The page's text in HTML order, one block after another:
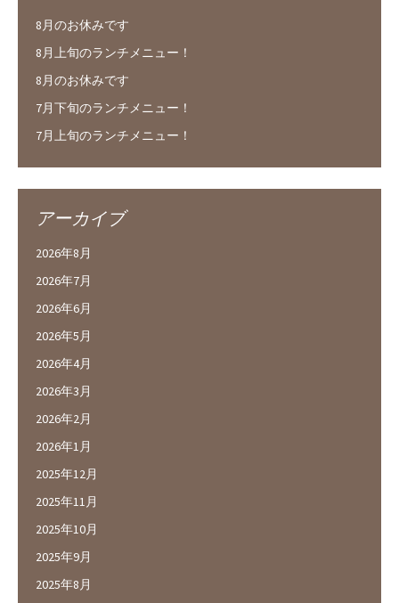
8月のお休みです
8月上旬のランチメニュー！
8月のお休みです
7月下旬のランチメニュー！
7月上旬のランチメニュー！
アーカイブ
2026年8月
2026年7月
2026年6月
2026年5月
2026年4月
2026年3月
2026年2月
2026年1月
2025年12月
2025年11月
2025年10月
2025年9月
2025年8月